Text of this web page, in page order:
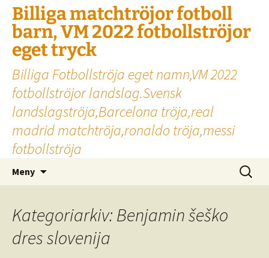
Billiga matchtröjor fotboll
barn, VM 2022 fotbollströjor
eget tryck
Billiga Fotbollströja eget namn,VM 2022
fotbollströjor landslag.Svensk
landslagströja,Barcelona tröja,real
madrid matchtröja,ronaldo tröja,messi
fotbollströja
Meny
Sök
efter:
Kategoriarkiv: Benjamin šeško
dres slovenija